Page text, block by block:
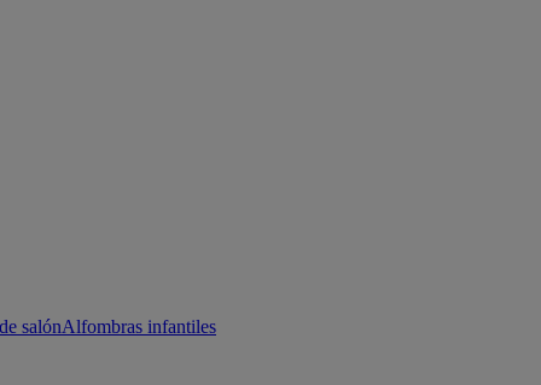
salónAlfombras infantiles